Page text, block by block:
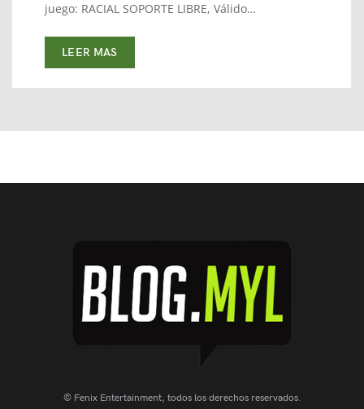
juego: RACIAL SOPORTE LIBRE, Válido…
LEER MAS
© Fenix Entertainment, todos los derechos reservados.